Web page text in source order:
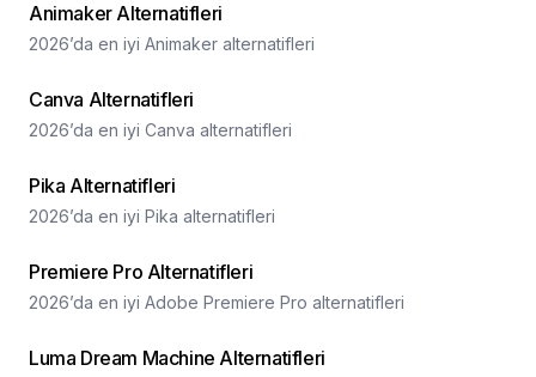
Animaker Alternatifleri
2026’da en iyi Animaker alternatifleri
Canva Alternatifleri
2026’da en iyi Canva alternatifleri
Pika Alternatifleri
2026’da en iyi Pika alternatifleri
Premiere Pro Alternatifleri
2026’da en iyi Adobe Premiere Pro alternatifleri
Luma Dream Machine Alternatifleri